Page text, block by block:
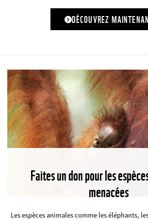
DÉCOUVREZ
Organisation
pour
la
protection
de
Faites un don pour les
menacées
Les espèces animales comme les éléphants,